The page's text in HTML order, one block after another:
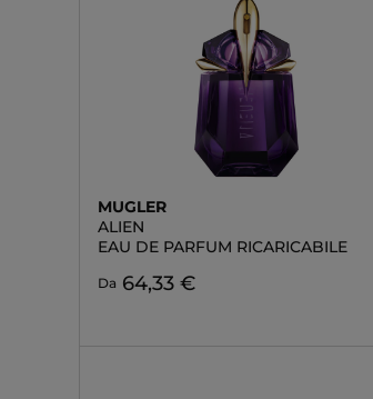
MUGLER
ALIEN
EAU DE PARFUM RICARICABILE
Da 64,33 €